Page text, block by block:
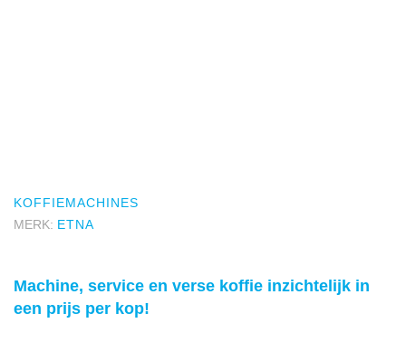
KOFFIEMACHINES
MERK: ETNA
Machine, service en verse koffie inzichtelijk in
een prijs per kop!